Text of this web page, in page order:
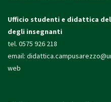
Ufficio studenti e didattica
degli insegnanti
tel. 0575 926 218
email:
web